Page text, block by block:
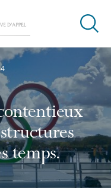
Ouvrir
de
temps.